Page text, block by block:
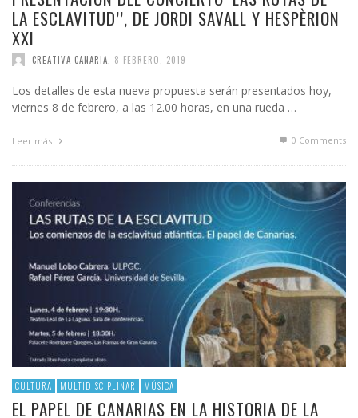
LA ESCLAVITUD’’, DE JORDI SAVALL Y HESPÈRION
XXI
CREATIVA CANARIA 8 FEBRERO, 2019
Los detalles de esta nueva propuesta serán presentados hoy,
viernes 8 de febrero, a las 12.00 horas, en una rueda …
Leer más 0 Comments
CULTURA MULTIDISCIPLINAR MÚSICA
EL PAPEL DE CANARIAS EN LA HISTORIA DE LA